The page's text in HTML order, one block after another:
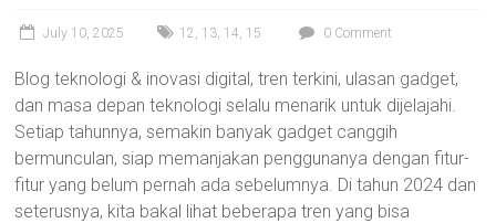
July 10, 2025 12 , 13, 14, 15 0 Comment
Blog teknologi & inovasi digital, tren terkini, ulasan gadget,
dan masa depan teknologi selalu menarik untuk dijelajahi.
Setiap tahunnya, semakin banyak gadget canggih
bermunculan, siap memanjakan penggunanya dengan fitur-
fitur yang belum pernah ada sebelumnya. Di tahun 2024 dan
seterusnya, kita bakal lihat beberapa tren yang bisa